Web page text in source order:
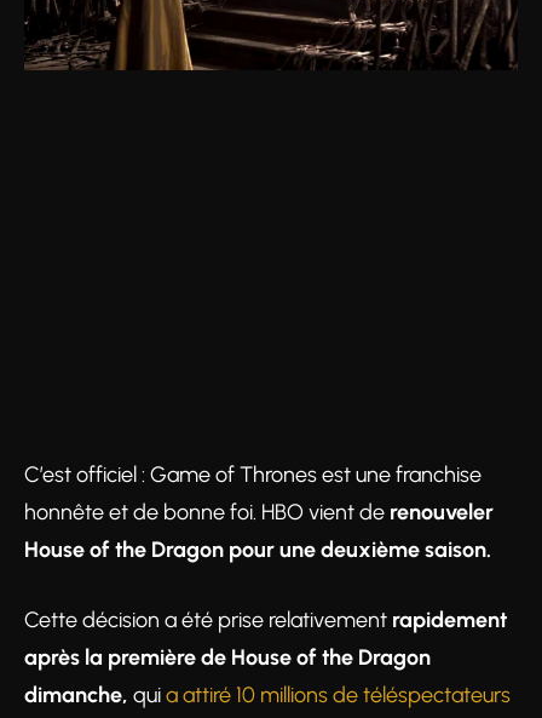
C’est officiel : Game of Thrones est une franchise
honnête et de bonne foi. HBO vient de renouveler
House of the Dragon pour une deuxième saison.
Cette décision a été prise relativement rapidement
après la première de House of the Dragon
dimanche, quia attiré 10 millions de téléspectateurs